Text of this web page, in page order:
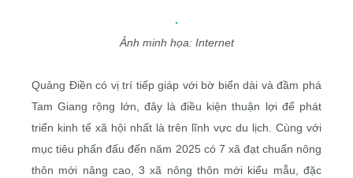
Ảnh minh họa: Internet
Quảng Điền có vị trí tiếp giáp với bờ biển dài và đầm phá
Tam Giang rộng lớn, đây là điều kiện thuận lợi để phát
triển kinh tế xã hội nhất là trên lĩnh vực du lịch. Cùng với
mục tiêu phấn đấu đến năm 2025 có 7 xã đạt chuẩn nông
thôn mới nâng cao, 3 xã nông thôn mới kiểu mẫu, đặc